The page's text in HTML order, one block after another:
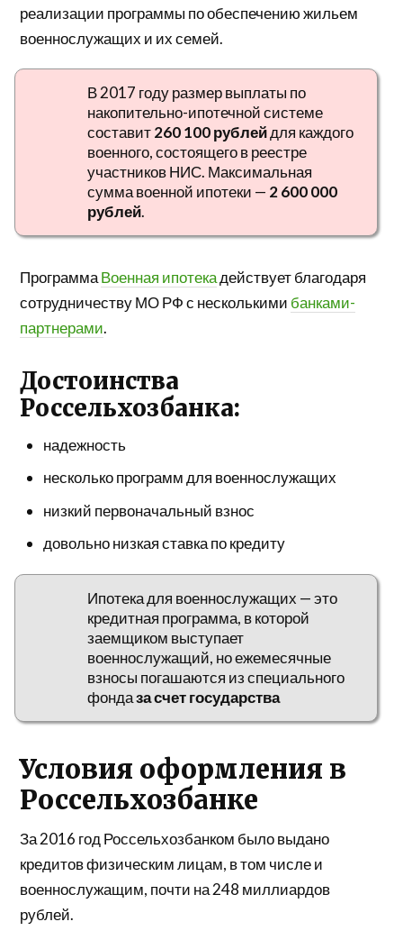
реализации программы по обеспечению жильем
военнослужащих и их семей.
В 2017 году размер выплаты по
накопительно-ипотечной системе
составит260 100 рублейдля каждого
военного, состоящего в реестре
участников НИС. Максимальная
сумма военной ипотеки — 2 600 000
рублей.
ПрограммаВоенная ипотекадействует благодаря
сотрудничеству МО РФ с несколькими банками-
партнерами.
Достоинства
Россельхозбанка:
надежность
несколько программ для военнослужащих
низкий первоначальный взнос
довольно низкая ставка по кредиту
Ипотека для военнослужащих — это
кредитная программа, в которой
заемщиком выступает
военнослужащий, но ежемесячные
взносы погашаются из специального
фондаза счет государства
Условия оформления в
Россельхозбанке
За 2016 год Россельхозбанком было выдано
кредитов физическим лицам, в том числе и
военнослужащим, почти на 248 миллиардов
рублей.